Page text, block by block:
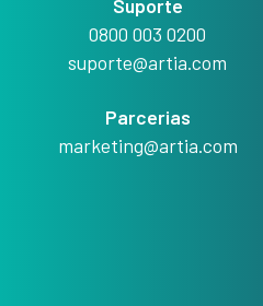
Suporte
0800 003 0200
suporte@artia.com
Parcerias
marketing@artia.com